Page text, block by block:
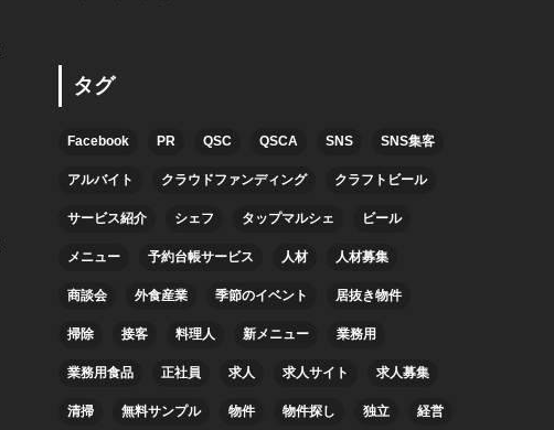
タグ
Facebook PR QSC QSCA SNS SNS集客
アルバイト クラウドファンディング クラフトビール
サービス紹介 シェフ タップマルシェ ビール
メニュー 予約台帳サービス 人材 人材募集
商談会 外食産業 季節のイベント 居抜き物件
掃除 接客 料理人 新メニュー 業務用
業務用食品 正社員 求人 求人サイト 求人募集
清掃 無料サンプル 物件 物件探し 独立 経営